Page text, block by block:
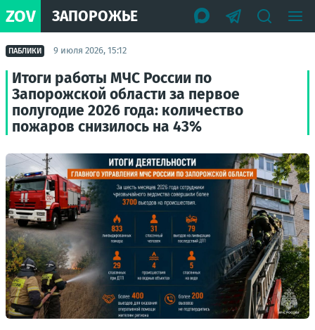
ZOV ЗАПОРОЖЬЕ
ПАБЛИКИ 9 июля 2026, 15:12
Итоги работы МЧС России по
Запорожской области за первое
полугодие 2026 года: количество
пожаров снизилось на 43%